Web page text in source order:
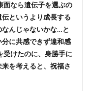
面なら遺伝子を選ぶの
というより成長する
んじゃないかな…と
に共感できず違和感
受けたのに、身勝手に
を考えると、祝福さ